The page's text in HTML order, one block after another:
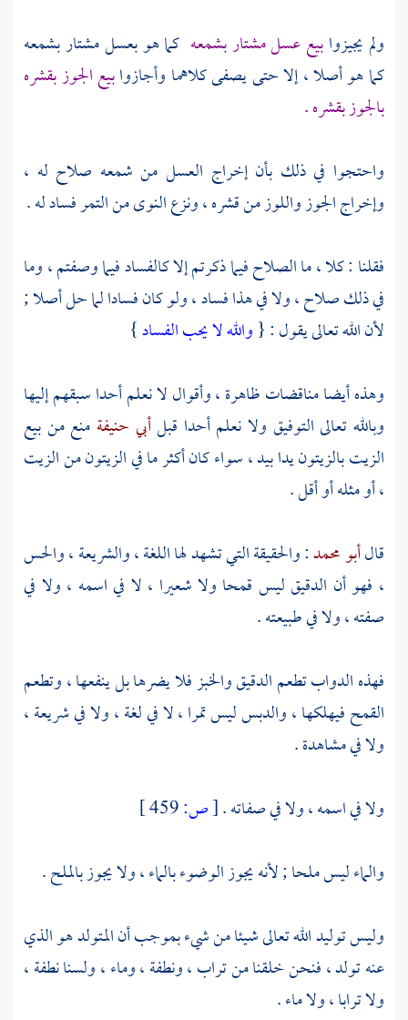
ولم يجيزوابيع عسل مشتار بشمعه كما هو بعسل مشتار بشمعه
كما هو أصلا ، إلا حتى يصفى كلاهما وأجازوابيع الجوز بقشره
بالجوز بقشره .
واحتجوا في ذلك بأن إخراج العسل من شمعه صلاح له ،
وإخراج الجوز واللوز من قشره ، ونزع النوى من التمر فساد له .
فقلنا : كلا ، ما الصلاح فيما ذكرتم إلا كالفساد فيما وصفتم ، وما
في ذلك صلاح ، ولا في هذا فساد ، ولو كان فسادا لما حل أصلا ;
لأن الله تعالى يقول : {والله لا يحب الفساد}
وهذه أيضا مناقضات ظاهرة ، وأقوال لا نعلم أحدا سبقهم إليها
وبالله تعالى التوفيق ولا نعلم أحدا قبلأبي حنيفة منع من بيع
الزيت بالزيتون يدا بيد ، سواء كان أكثر ما في الزيتون من الزيت
، أو مثله أو أقل .
قالأبو محمد: والحقيقة التي تشهد لها اللغة ، والشريعة ، والحس
، فهو أن الدقيق ليس قمحا ولا شعيرا ، لا في اسمه ، ولا في
صفته ، ولا في طبيعته .
فهذه الدواب تطعم الدقيق والخبز فلا يضرها بل ينفعها ، وتطعم
القمح فيهلكها ، والدبس ليس تمرا ، لا في لغة ، ولا في شريعة ،
ولا في مشاهدة .
ولا في اسمه ، ولا في صفاته .[ص:
والماء ليس ملحا ; لأنه يجوز الوضوء بالماء ، ولا يجوز بالملح .
وليس توليد الله تعالى شيئا من شيء بموجب أن المتولد هو الذي
عنه تولد ، فنحن خلقنا من تراب ، ونطفة ، وماء ، ولسنا نطفة ،
ولا ترابا ، ولا ماء .